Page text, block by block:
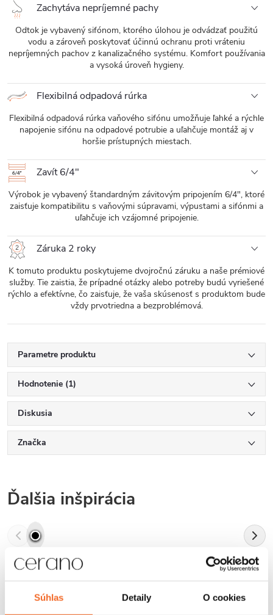
Súhlas Detaily O cookies
Zachytáva nepríjemné pachy
Odtok je vybavený sifónom, ktorého úlohou je odvádzať použitú
vodu a zároveň poskytovať účinnú ochranu proti vráteniu
nepríjemných pachov z kanalizačného systému. Komfort používania
a vysoká úroveň hygieny.
Flexibilná odpadová rúrka
Flexibilná odpadová rúrka vaňového sifónu umožňuje ľahké a rýchle
napojenie sifónu na odpadové potrubie a uľahčuje montáž aj v
horšie prístupných miestach.
Zavít 6/4"
Výrobok je vybavený štandardným závitovým pripojením 6/4", ktoré
zaisťuje kompatibilitu s vaňovými súpravami, výpustami a sifónmi a
uľahčuje ich vzájomné pripojenie.
Záruka 2 roky
K tomuto produktu poskytujeme dvojročnú záruku a naše prémiové
služby. Tie zaistia, že prípadné otázky alebo potreby budú vyriešené
rýchlo a efektívne, čo zaisťuje, že vaša skúsenosť s produktom bude
vždy prvotriedna a bezproblémová.
Parametre produktu
Hodnotenie (1)
Diskusia
Značka
Ďalšia inšpirácia
Hodnotenie zákazníkov